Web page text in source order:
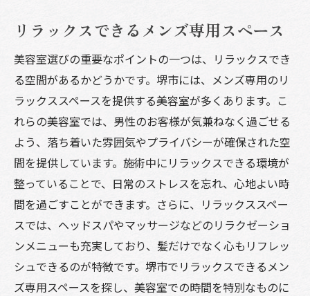
イメチェンに挑戦する方法
スキンケアも充実したサロンの紹介
リラックスできる空間とサービス
堺市の人気スタイリストに相談
新しいスタイルで自信を持つ方法
堺市のメンズ専門美容室でプロの技術を体験
熟練のスタイリストが揃うサロン
高度な技術で叶える理想のカット
メンズに特化したサービス内容
プロのアドバイスでスタイルアップ
最新のヘアケア技術を導入
リラックスできるメンズ専用スペース
美容室選びの重要なポイントの一つは、リラックスでき
る空間があるかどうかです。堺市には、メンズ専用のリ
ラックススペースを提供する美容室が多くあります。こ
れらの美容室では、男性のお客様が気兼ねなく過ごせる
よう、落ち着いた雰囲気やプライバシーが確保された空
間を提供しています。施術中にリラックスできる環境が
整っていることで、日常のストレスを忘れ、心地よい時
間を過ごすことができます。さらに、リラックススペー
スでは、ヘッドスパやマッサージなどのリラクゼーショ
ンメニューも充実しており、髪だけでなく心もリフレッ
シュできるのが特徴です。堺市でリラックスできるメン
ズ専用スペースを探し、美容室での時間を特別なものに